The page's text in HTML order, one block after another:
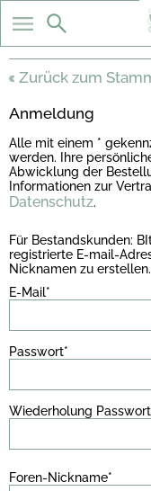
Zurück zum
Anmeldung
Alle mit einem *
werden. Ihre
Abwicklung der
Informationen zur
Datenschutz.
Für Bestandskunden:
registrierte E-mail-
Nicknamen zu erstellen.
E-Mail*
Passwort*
Wiederholung
Foren-Nickname*